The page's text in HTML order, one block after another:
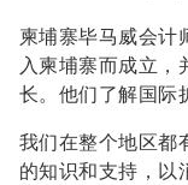
柬埔寨毕马威会计
入柬埔寨而成立，
长。他们了解国际
我们在整个地区都
的知识和支持，以